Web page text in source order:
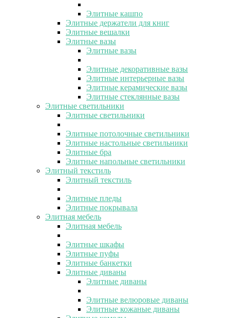
Элитные кашпо
Элитные держатели для книг
Элитные вешалки
Элитные вазы
Элитные вазы
Элитные декоративные вазы
Элитные интерьерные вазы
Элитные керамические вазы
Элитные стеклянные вазы
Элитные светильники
Элитные светильники
Элитные потолочные светильники
Элитные настольные светильники
Элитные бра
Элитные напольные светильники
Элитный текстиль
Элитный текстиль
Элитные пледы
Элитные покрывала
Элитная мебель
Элитная мебель
Элитные шкафы
Элитные пуфы
Элитные банкетки
Элитные диваны
Элитные диваны
Элитные велюровые диваны
Элитные кожаные диваны